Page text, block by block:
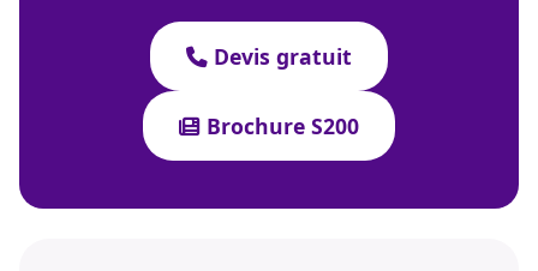
Devis gratuit
Brochure S200